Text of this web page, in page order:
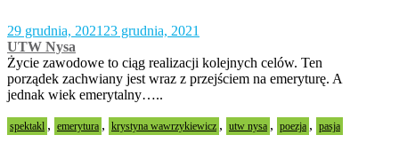
29 grudnia, 2021 23 grudnia, 2021
UTW Nysa
Życie zawodowe to ciąg realizacji kolejnych celów. Ten
porządek zachwiany jest wraz z przejściem na emeryturę. A
jednak wiek emerytalny…..
spektakl , emerytura , krystyna wawrzykiewicz , utw nysa , poezja , pasja